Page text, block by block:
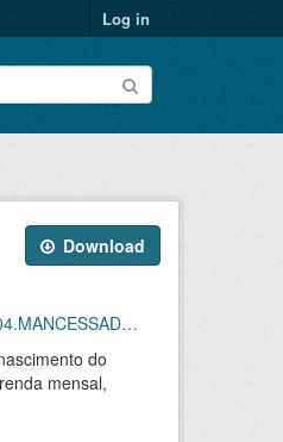
Log in
Download
do
mensal,